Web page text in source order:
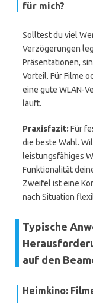
für mich?
Solltest du viel
Verzögerungen
Präsentationen,
Vorteil. Für Filme
eine gute WLAN-
läuft.
Praxisfazit: Für
die beste Wahl.
leistungsfähiges
Funktionalität
Zweifel ist eine
nach Situation
Typische
auf den
Heimkino: